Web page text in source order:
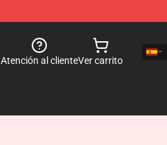
Atención al clienteVer carrito